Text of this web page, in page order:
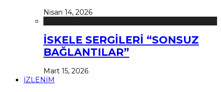
Nisan 14, 2026
İSKELE SERGİLERİ “SONSUZ
BAĞLANTILAR”
Mart 15, 2026
İZLENİM